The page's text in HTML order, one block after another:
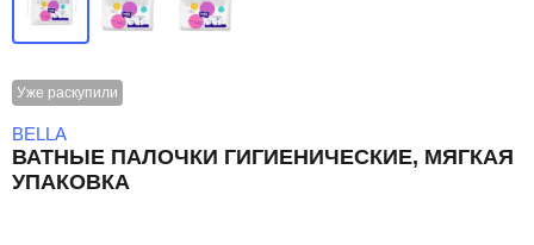
Уже раскупили
BELLA
ВАТНЫЕ ПАЛОЧКИ ГИГИЕНИЧЕСКИЕ, МЯГКАЯ
УПАКОВКА